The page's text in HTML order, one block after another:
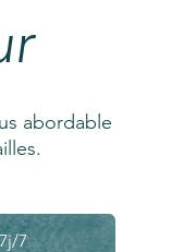
abordable
7j/7